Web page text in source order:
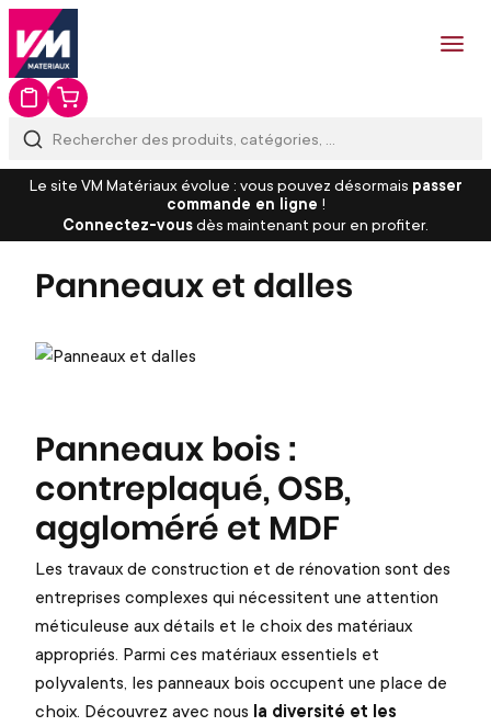
Le site VM Matériaux évolue : vous pouvez désormais passer
commande en ligne !
Connectez-vousdès maintenant pour en profiter.
Panneaux et dalles
Panneaux bois :
contreplaqué, OSB,
aggloméré et MDF
Les travaux de construction et de rénovation sont des
entreprises complexes qui nécessitent une attention
méticuleuse aux détails et le choix des matériaux
appropriés. Parmi ces matériaux essentiels et
polyvalents, les panneaux bois occupent une place de
choix. Découvrez avec nous la diversité et les